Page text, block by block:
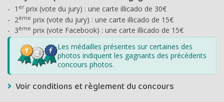
1 erprix (vote du jury) : une carte illicado de 30€
2ème prix (vote du jury) : une carte illicado de 15€
3ème prix (vote Facebook) : une carte illicado de 15€
Les médailles présentes sur certaines des
photos indiquent les gagnants des précédents
concours photos.
Voir conditions et règlement du concours